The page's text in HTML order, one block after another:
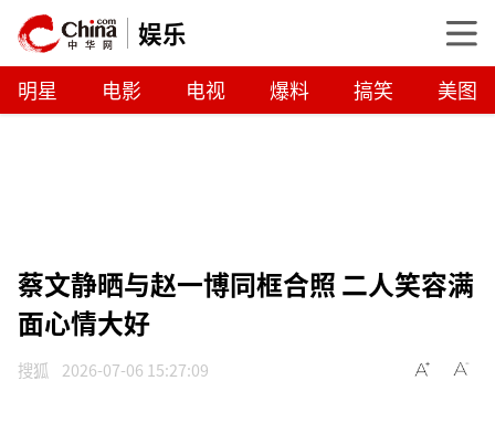
娱乐
明星 电影 电视 爆料 搞笑 美图
蔡文静晒与赵一博同框合照 二人笑容满
面心情大好
搜狐 2026-07-06 15:27:09